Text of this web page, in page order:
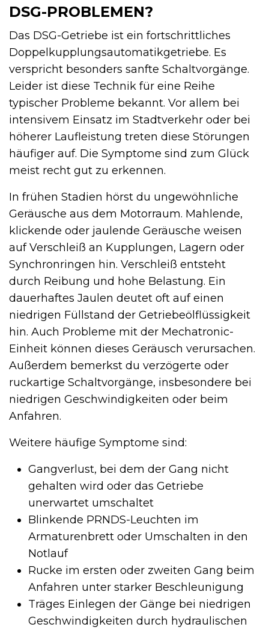
DSG-PROBLEMEN?
Das DSG-Getriebe ist ein fortschrittliches
Doppelkupplungsautomatikgetriebe. Es
verspricht besonders sanfte Schaltvorgänge.
Leider ist diese Technik für eine Reihe
typischer Probleme bekannt. Vor allem bei
intensivem Einsatz im Stadtverkehr oder bei
höherer Laufleistung treten diese Störungen
häufiger auf. Die Symptome sind zum Glück
meist recht gut zu erkennen.
In frühen Stadien hörst du ungewöhnliche
Geräusche aus dem Motorraum. Mahlende,
klickende oder jaulende Geräusche weisen
auf Verschleiß an Kupplungen, Lagern oder
Synchronringen hin. Verschleiß entsteht
durch Reibung und hohe Belastung. Ein
dauerhaftes Jaulen deutet oft auf einen
niedrigen Füllstand der Getriebeölflüssigkeit
hin. Auch Probleme mit der Mechatronic-
Einheit können dieses Geräusch verursachen.
Außerdem bemerkst du verzögerte oder
ruckartige Schaltvorgänge, insbesondere bei
niedrigen Geschwindigkeiten oder beim
Anfahren.
Weitere häufige Symptome sind:
Gangverlust, bei dem der Gang nicht
gehalten wird oder das Getriebe
unerwartet umschaltet
Blinkende PRNDS-Leuchten im
Armaturenbrett oder Umschalten in den
Notlauf
Rucke im ersten oder zweiten Gang beim
Anfahren unter starker Beschleunigung
Träges Einlegen der Gänge bei niedrigen
Geschwindigkeiten durch hydraulischen